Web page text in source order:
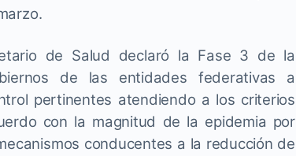
de Salud declaró la Fase 3 de la
de las entidades federativas a
pertinentes atendiendo a los criterios
con la magnitud de la epidemia por
conducentes a la reducción de